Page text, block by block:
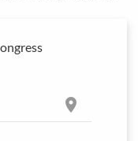
location_on